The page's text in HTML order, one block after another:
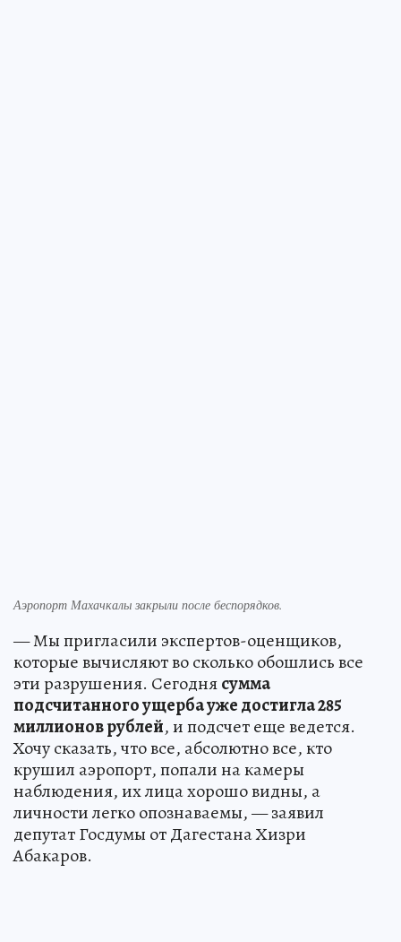
Аэропорт Махачкалы закрыли после беспорядков.
— Мы пригласили экспертов-оценщиков,
которые вычисляют во сколько обошлись все
эти разрушения. Сегоднясумма
подсчитанного ущерба уже достигла 285
миллионов рублей, и подсчет еще ведется.
Хочу сказать, что все, абсолютно все, кто
крушил аэропорт, попали на камеры
наблюдения, их лица хорошо видны, а
личности легко опознаваемы, — заявил
депутат Госдумы от Дагестана Хизри
Абакаров.